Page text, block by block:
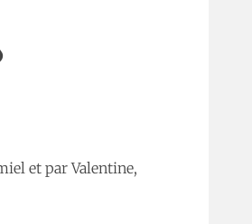
et par Valentine,